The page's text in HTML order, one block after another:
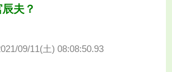
夫？
09/11(土) 08:08:50.93